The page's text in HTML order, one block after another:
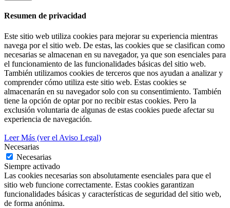
Resumen de privacidad
Este sitio web utiliza cookies para mejorar su experiencia mientras
navega por el sitio web. De estas, las cookies que se clasifican como
necesarias se almacenan en su navegador, ya que son esenciales para
el funcionamiento de las funcionalidades básicas del sitio web.
También utilizamos cookies de terceros que nos ayudan a analizar y
comprender cómo utiliza este sitio web. Estas cookies se
almacenarán en su navegador solo con su consentimiento. También
tiene la opción de optar por no recibir estas cookies. Pero la
exclusión voluntaria de algunas de estas cookies puede afectar su
experiencia de navegación.
Leer Más (ver el Aviso Legal)
Necesarias
Necesarias
Siempre activado
Las cookies necesarias son absolutamente esenciales para que el
sitio web funcione correctamente. Estas cookies garantizan
funcionalidades básicas y características de seguridad del sitio web,
de forma anónima.